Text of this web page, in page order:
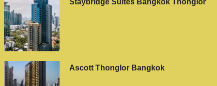
Staybridge Suites Bangkok Thonglor
Ascott Thonglor Bangkok